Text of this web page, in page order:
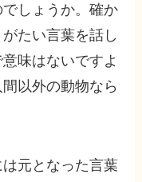
でしょうか。確か
たい言葉を話し
味はないですよ
以外の動物なら
元となった言葉